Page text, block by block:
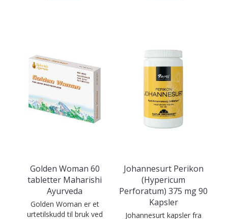
Golden Woman 60
tabletter Maharishi
Ayurveda
Golden Woman er et
urtetilskudd til bruk ved
Johannesurt Perikon
(Hypericum
Perforatum) 375 mg 90
Kapsler
Johannesurt kapsler fra